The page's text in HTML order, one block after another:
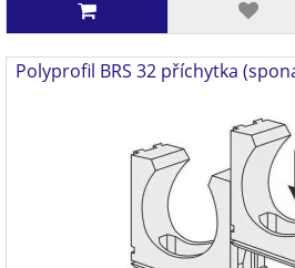
Polyprofil BRS 32 příchytka